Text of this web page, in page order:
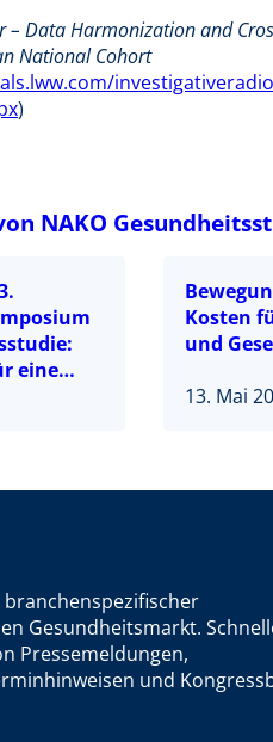
– Data Harmonization and
National Cohort
)
NAKO
eine
Kosten
und
13. Mai
branchenspezifischer
Gesundheitsmarkt.
Pressemeldungen,
und